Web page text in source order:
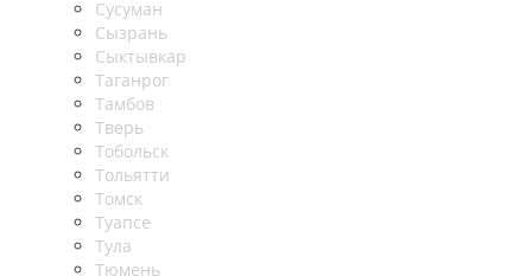
Сусуман
Сызрань
Сыктывкар
Таганрог
Тамбов
Тверь
Тобольск
Тольятти
Томск
Туапсе
Тула
Тюмень